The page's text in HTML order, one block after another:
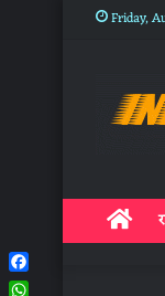
Friday,
Facebook